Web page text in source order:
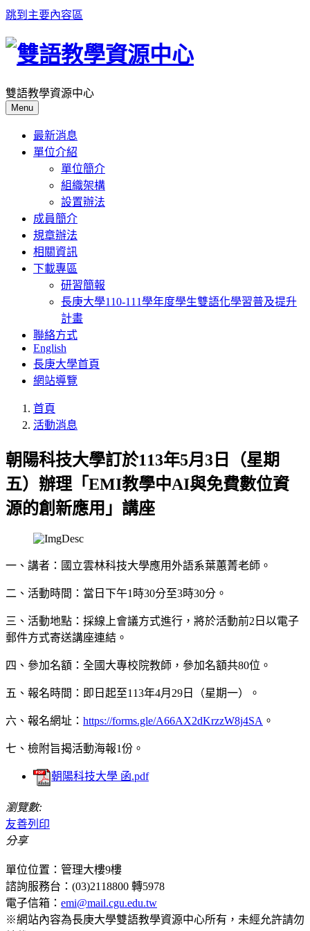
跳到主要內容區
雙語教學資源中心
Menu
最新消息
單位介紹
單位簡介
組織架構
設置辦法
成員簡介
規章辦法
相關資訊
下載專區
研習簡報
長庚大學110-111學年度學生雙語化學習普及提升
計畫
聯絡方式
English
長庚大學首頁
網站導覽
首頁
活動消息
朝陽科技大學訂於113年5月3日（星期
五）辦理「EMI教學中AI與免費數位資
源的創新應用」講座
一、講者：國立雲林科技大學應用外語系葉蕙菁老師。
二、活動時間：當日下午1時30分至3時30分。
三、活動地點：採線上會議方式進行，將於活動前2日以電子
郵件方式寄送講座連結。
四、參加名額：全國大專校院教師，參加名額共80位。
五、報名時間：即日起至113年4月29日（星期一）。
六、報名網址： https://forms.gle/A66AX2dKrzzW8j4SA 。
七、檢附旨揭活動海報1份。
朝陽科技大學 函.pdf
瀏覽數:
友善列印
分享
單位位置：管理大樓9樓
諮詢服務台：(03)2118800 轉5978
電子信箱： emi@mail.cgu.edu.tw
※網站內容為長庚大學雙語教學資源中心所有，未經允許請勿